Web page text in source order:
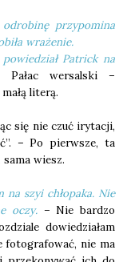
odrobinę przypomina
wrażenie.
Patrick na
Pałac wersalski –
literą.
się nie czuć irytacji,
– Po pierwsze, ta
wiesz.
na szyi chłopaka. Nie
oczy.– Nie bardzo
dowiedziałam
fotografować, nie ma